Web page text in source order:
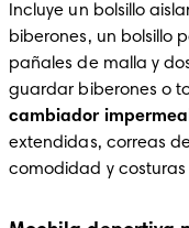
Incluye un bolsillo
biberones, un bolsillo
pañales de malla y
guardar biberones o
cambiador
extendidas, correas
comodidad y